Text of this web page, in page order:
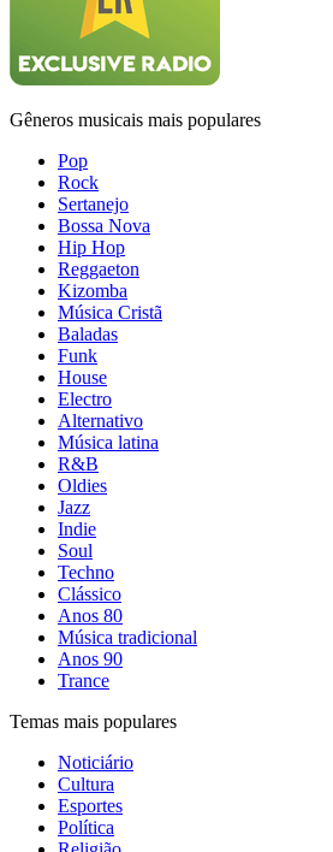
Gêneros musicais mais populares
Pop
Rock
Sertanejo
Bossa Nova
Hip Hop
Reggaeton
Kizomba
Música Cristã
Baladas
Funk
House
Electro
Alternativo
Música latina
R&B
Oldies
Jazz
Indie
Soul
Techno
Clássico
Anos 80
Música tradicional
Anos 90
Trance
Temas mais populares
Noticiário
Cultura
Esportes
Política